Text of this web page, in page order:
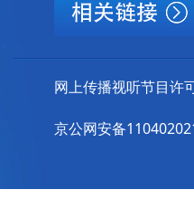
网上传播视听节目许
京公网安备